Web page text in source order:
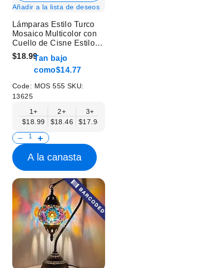
Añadir a la lista de deseos
Lámparas Estilo Turco
Mosaico Multicolor con
Cuello de Cisne Estilo
Vintage - Sin Bombilla
$18.99Tan bajo
como$14.77
Code: MOS 555 SKU:
13625
1+
$18.99
2+
$18.46
3+
$17.94
A la canasta